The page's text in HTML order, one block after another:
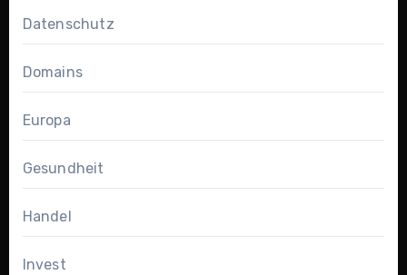
Datenschutz
Domains
Europa
Gesundheit
Handel
Invest